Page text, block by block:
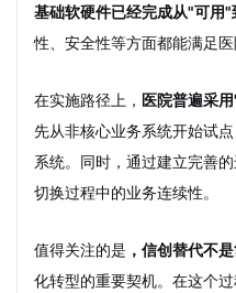
基础软硬件已经完成从"可用"
性、安全性等方面都能满足医
在实施路径上， 医院普遍采
先从非核心业务系统开始试
系统。同时，通过建立完善
切换过程中的业务连续性。
值得关注的是 ，信创替代不
化转型的重要契机。在这个